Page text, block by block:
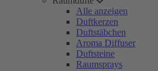
Alle anzeigen
Duftkerzen
Duftstäbchen
Aroma Diffuser
Duftsteine
Raumsprays